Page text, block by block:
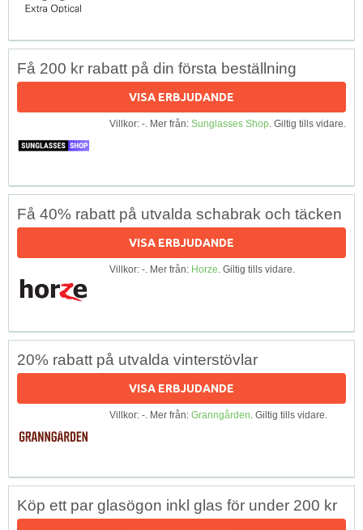
Få 200 kr rabatt på din första beställning
VISA ERBJUDANDE
Villkor: -. Mer från: Sunglasses Shop. Giltig tills vidare.
Få 40% rabatt på utvalda schabrak och täcken
VISA ERBJUDANDE
Villkor: -. Mer från: Horze. Giltig tills vidare.
20% rabatt på utvalda vinterstövlar
VISA ERBJUDANDE
Villkor: -. Mer från: Granngården. Giltig tills vidare.
Köp ett par glasögon inkl glas för under 200 kr